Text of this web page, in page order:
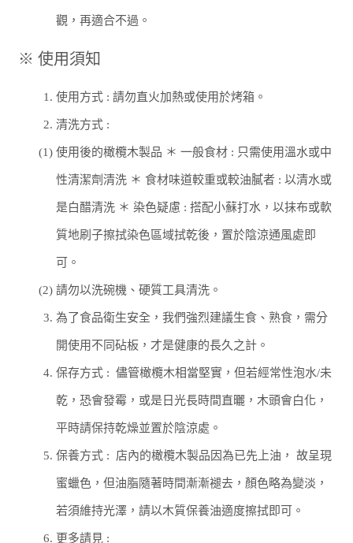
觀，再適合不過。
※ 使用須知
1. 使用方式 : 請勿直火加熱或使用於烤箱。
2. 清洗方式 :
(1) 使用後的橄欖木製品 ＊ 一般食材 : 只需使用溫水或中
性清潔劑清洗＊ 食材味道較重或較油膩者 : 以清水或
是白醋清洗＊ 染色疑慮 : 搭配小蘇打水，以抹布或軟
質地刷子擦拭染色區域拭乾後，置於陰涼通風處即
可。
(2) 請勿以洗碗機、硬質工具清洗。
3. 為了食品衛生安全，我們強烈建議生食、熟食，需分
開使用不同砧板，才是健康的長久之計。
4. 保存方式 : 儘管橄欖木相當堅實，但若經常性泡水/未
乾，恐會發霉，或是日光長時間直曬，木頭會白化，
平時請保持乾燥並置於陰涼處。
5. 保養方式 : 店內的橄欖木製品因為已先上油， 故呈現
蜜蠟色，但油脂隨著時間漸漸褪去，顏色略為變淡，
若須維持光澤，請以木質保養油適度擦拭即可。
6. 更多請見 :